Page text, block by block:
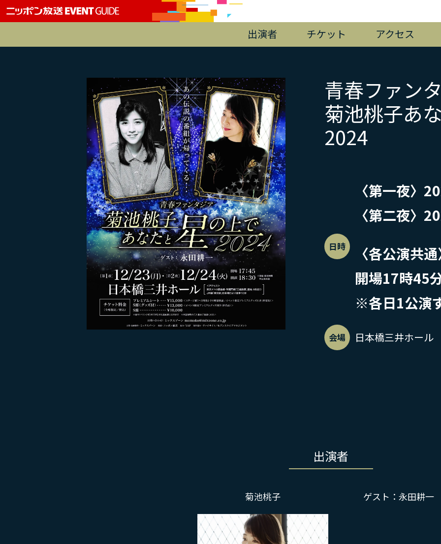
出演者 チケット アクセス
青春ファン
菊池桃子あ
2024
日時
〈第一夜〉
〈第二夜〉
〈各公演共通
開場17時45
※各日1公演
会場 日本橋三井ホール
出演者
菊池桃子 ゲスト：永田耕一